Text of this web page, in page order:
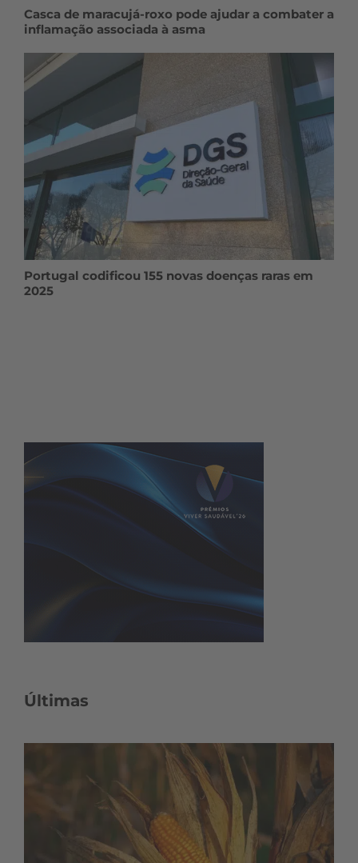
Casca de maracujá-roxo pode ajudar a combater a
inflamação associada à asma
Portugal codificou 155 novas doenças raras em
2025
Últimas